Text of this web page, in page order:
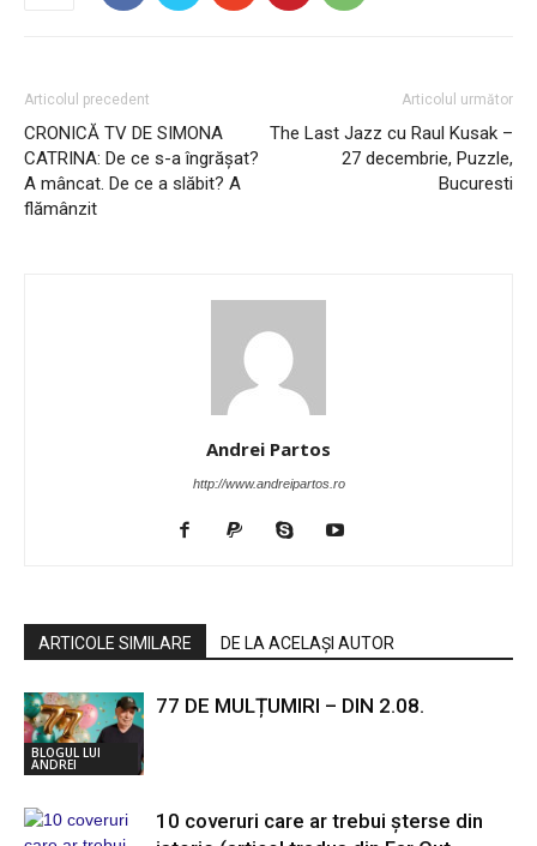
Articolul precedent
CRONICĂ TV DE SIMONA
CATRINA: De ce s-a îngrășat?
A mâncat. De ce a slăbit? A
flămânzit
Articolul următor
The Last Jazz cu Raul Kusak –
27 decembrie, Puzzle,
Bucuresti
Andrei Partos
http://www.andreipartos.ro
ARTICOLE SIMILARE DE LA ACELAȘI AUTOR
BLOGUL LUI
ANDREI
77 DE MULȚUMIRI – DIN 2.08.
10 coveruri care ar trebui șterse din